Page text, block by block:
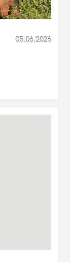
05.06.2026